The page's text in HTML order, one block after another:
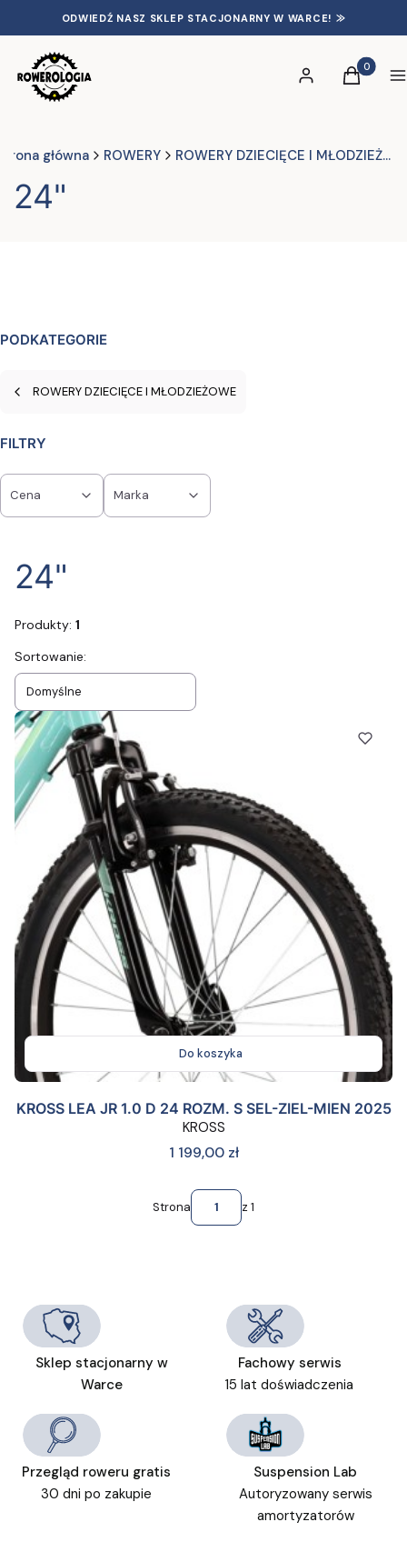
ODWIEDŹ NASZ SKLEP STACJONARNY W WARCE! ⨠
Zaloguj sięProdukty
Koszyk
główna ROWERY ROWERY DZIECIĘCE I MŁODZIEŻOWE
24"
PODKATEGORIE
ROWERY DZIECIĘCE I MŁODZIEŻOWE
FILTRY
Cena Marka
24"
Produkty: 1
Lista produktów
Sortowanie:
Domyślne
Do koszyka
KROSS LEA JR 1.0 D 24 ROZM. S SEL-ZIEL-MIEN 2025
KROSS
Cena
1 199,00 zł
Strona z 1
Sklep stacjonarny w
Warce
Fachowy serwis
15 lat doświadczenia
Przegląd roweru gratis
30 dni po zakupie
Suspension Lab
Autoryzowany serwis
amortyzatorów